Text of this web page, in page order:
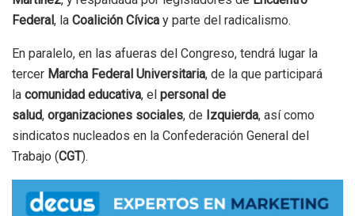
Federal , la Coalición Cívica y parte del radicalismo.
En paralelo, en las afueras del Congreso, tendrá lugar la
tercer Marcha Federal Universitaria, de la que participará
la comunidad educativa, el personal de
salud, organizaciones sociales, de Izquierda, así como
sindicatos nucleados en la Confederación General del
Trabajo (CGT).